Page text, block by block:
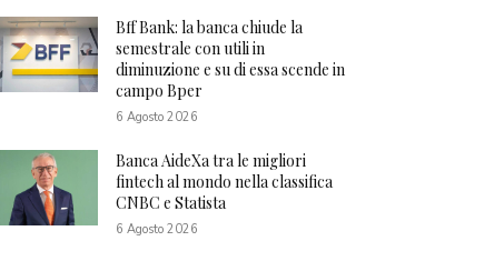
Bff Bank: la banca chiude la
semestrale con utili in
diminuzione e su di essa scende in
campo Bper
6 Agosto 2026
Banca AideXa tra le migliori
fintech al mondo nella classifica
CNBC e Statista
6 Agosto 2026